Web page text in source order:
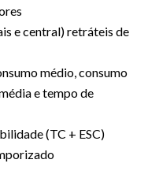
e central) retráteis de
médio, consumo
e tempo de
(TC + ESC)